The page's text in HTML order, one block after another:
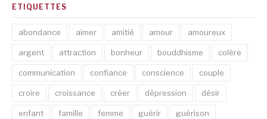
ETIQUETTES
abondance aimer amitié amour amoureux
argent attraction bonheur bouddhisme colère
communication confiance conscience couple
croire croissance créer dépression désir
enfant famille femme guérir guérison